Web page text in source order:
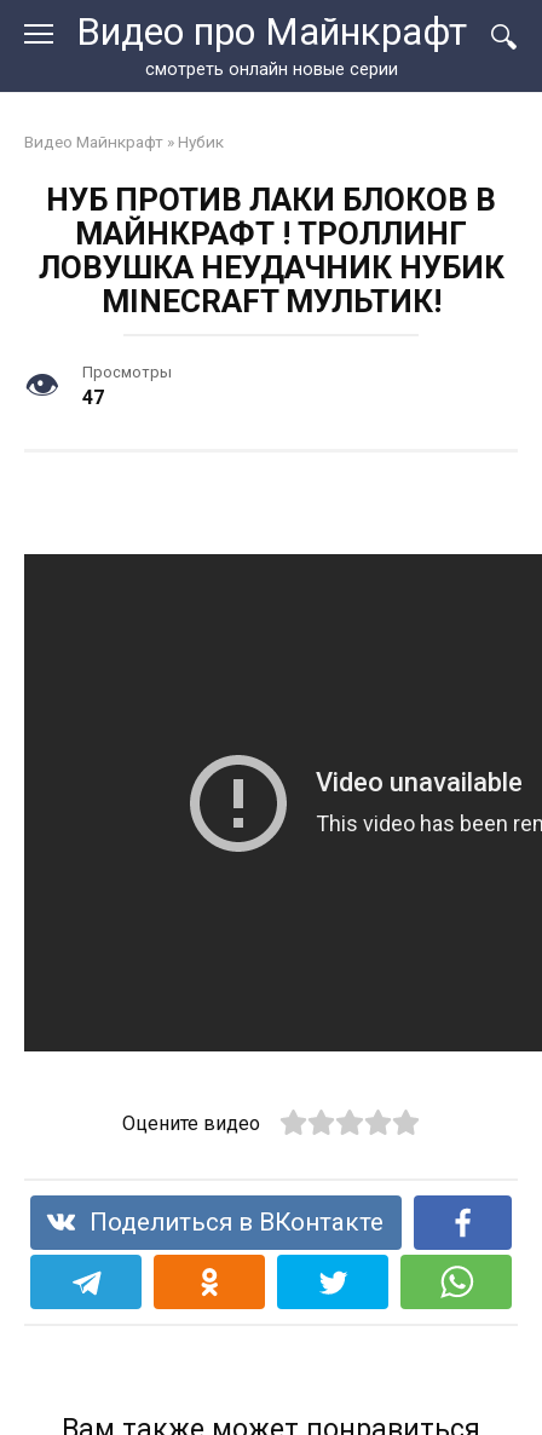
Видео про Майнкрафт
смотреть онлайн новые серии
Видео Майнкрафт » Нубик
НУБ ПРОТИВ ЛАКИ БЛОКОВ В
МАЙНКРАФТ ! ТРОЛЛИНГ
ЛОВУШКА НЕУДАЧНИК НУБИК
MINECRAFT МУЛЬТИК!
Просмотры
47
Оцените видео
Поделиться в ВКонтакте